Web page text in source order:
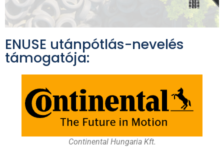
ENUSE utánpótlás-nevelés
támogatója:
Continental Hungaria Kft.